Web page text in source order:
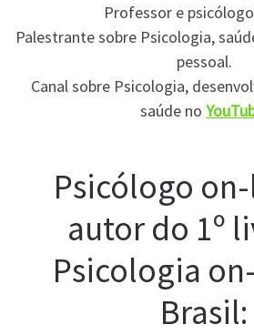
Professor e
Palestrante sobre Psicologia,
pessoal.
Canal sobre Psicologia,
saúde no
Psicólogo
autor do 1º
Psicologia
Brasil: